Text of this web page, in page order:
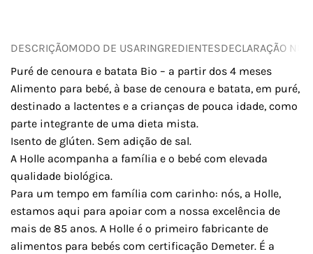
DESCRIÇÃOMODO DE USARINGREDIENTESDECLARAÇÃO
Puré de cenoura e batata Bio – a partir dos 4 meses
Alimento para bebé, à base de cenoura e batata, em puré,
destinado a lactentes e a crianças de pouca idade, como
parte integrante de uma dieta mista.
Isento de glúten. Sem adição de sal.
A Holle acompanha a família e o bebé com elevada
qualidade biológica.
Para um tempo em família com carinho: nós, a Holle,
estamos aqui para apoiar com a nossa excelência de
mais de 85 anos. A Holle é o primeiro fabricante de
alimentos para bebés com certificação Demeter. É a